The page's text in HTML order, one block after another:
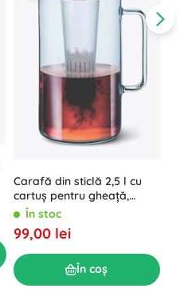
Carafă din sticlă 2,5 l cu
cartuș pentru gheață,
culori asortate
În stoc
99,00 lei
În coș